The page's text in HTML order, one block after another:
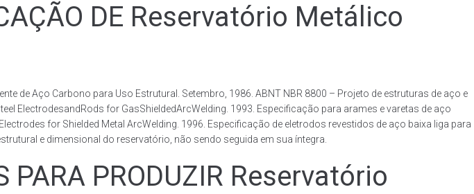
DE Reservatório Metálico
de Aço Carbono para Uso Estrutural. Setembro, 1986. ABNT NBR 8800 – Projeto de estruturas de aço e
ElectrodesandRods for GasShieldedArcWelding. 1993. Especificação para arames e varetas de aço
for Shielded Metal ArcWelding. 1996. Especificação de eletrodos revestidos de aço baixa liga para
e dimensional do reservatório, não sendo seguida em sua íntegra.
PARA PRODUZIR Reservatório